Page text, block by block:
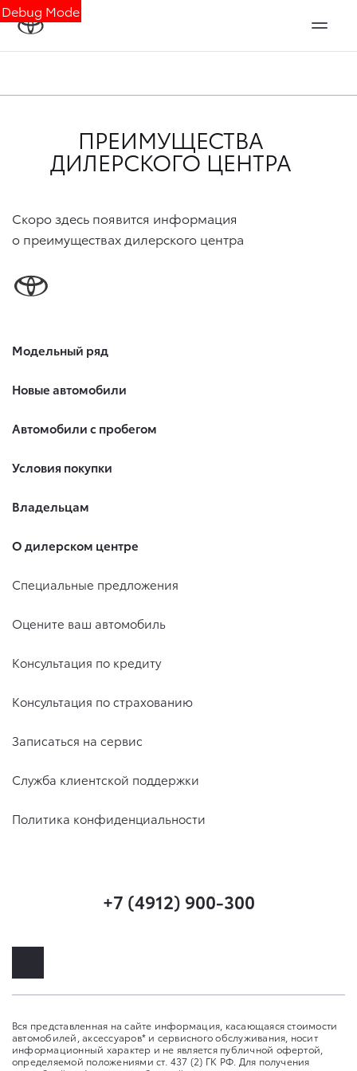
Debug Mode
ПРЕИМУЩЕСТВА
ДИЛЕРСКОГО ЦЕНТРА
Скоро здесь появится информация
о преимуществах дилерского центра
Модельный ряд
Новые автомобили
Автомобили с пробегом
Условия покупки
Владельцам
О дилерском центре
Специальные предложения
Оцените ваш автомобиль
Консультация по кредиту
Консультация по страхованию
Записаться на сервис
Служба клиентской поддержки
Политика конфиденциальности
+7 (4912) 900-300
Вся представленная на сайте информация, касающаяся стоимости
автомобилей, аксессуаров* и сервисного обслуживания, носит
информационный характер и не является публичной офертой,
определяемой положениями ст. 437 (2) ГК РФ. Для получения